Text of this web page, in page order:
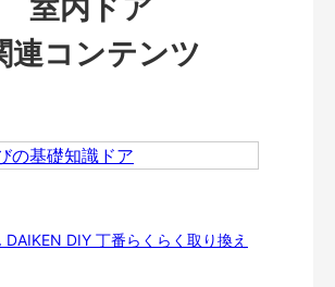
室内ドア
連コンテンツ